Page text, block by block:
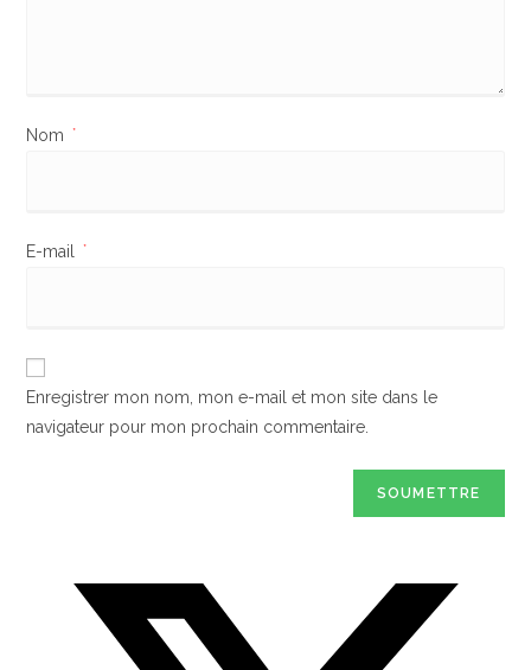
Nom *
E-mail *
Enregistrer mon nom, mon e-mail et mon site dans le
navigateur pour mon prochain commentaire.